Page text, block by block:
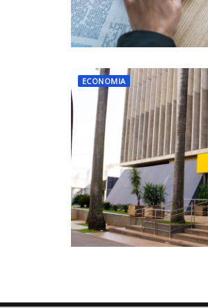
ECONOMIA